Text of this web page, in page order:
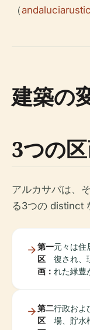
（
建築の
3つの
アルカサバは、
る3つの distinct
第一
区
画：
元々は住
復され、
れた緑豊
第二
区
行政およ
場、貯水